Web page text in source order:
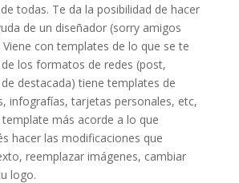
todas. Te da la posibilidad de hacer
de un diseñador (sorry amigos
Viene con templates de lo que se te
los formatos de redes (post,
destacada) tiene templates de
infografías, tarjetas personales, etc,
template más acorde a lo que
hacer las modificaciones que
reemplazar imágenes, cambiar
logo.